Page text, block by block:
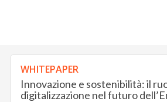
WHITEPAPER
Innovazione e sostenibilità: il
digitalizzazione nel futuro